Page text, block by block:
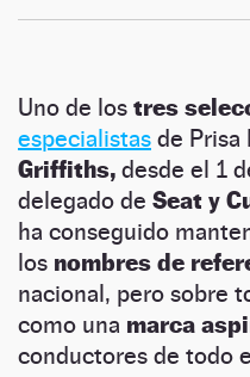
Uno de los tres
especialistas de Prisa
Griffiths, desde el 1
delegado de Seat y
ha conseguido
los nombres de
nacional, pero sobre
como una marca
conductores de todo